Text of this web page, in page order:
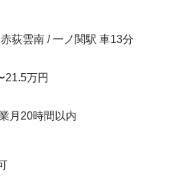
荻雲南 / 一ノ関駅 車13分
21.5万円
月20時間以内